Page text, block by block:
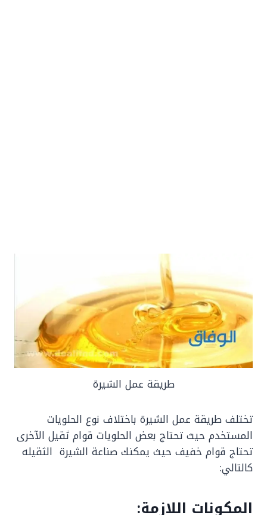
طريقة عمل الشيرة
تختلف طريقة عمل الشيرة باختلاف نوع الحلويات
المستخدم حيث تحتاج بعض الحلويات قوام ثقيل الآخرى
تحتاج قوام خفيف حيث يمكنك صناعة الشيرة الثقيله
كالتالي:
المكونات اللازمة: